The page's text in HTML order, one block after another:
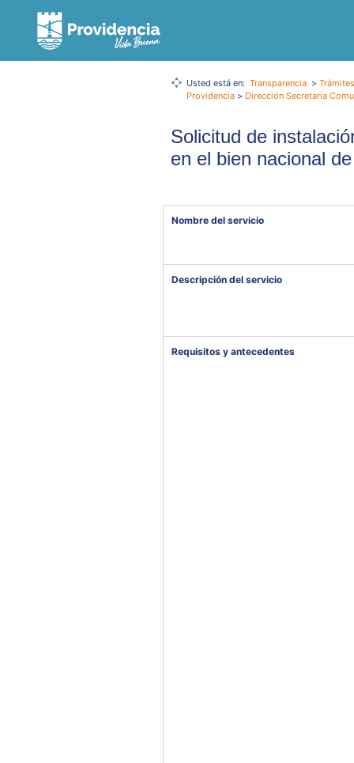
Usted está en: Transparencia >
Providencia > Dirección Secretaría
Solicitud de
en el bien nacional
Nombre del servicio
Descripción del servicio
Requisitos y antecedentes